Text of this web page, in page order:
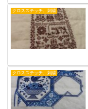
クロスステッチ、刺繍
クロスステッチ、刺繍